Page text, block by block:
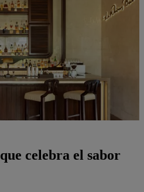
que celebra el sabor